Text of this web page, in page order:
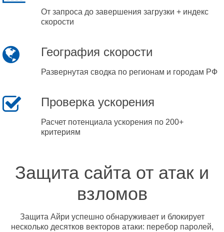
От запроса до завершения загрузки + индекс
скорости
География скорости
Развернутая сводка по регионам и городам РФ
Проверка ускорения
Расчет потенциала ускорения по 200+
критериям
Защита сайта от атак и
взломов
Защита Айри успешно обнаруживает и блокирует
несколько десятков векторов атаки: перебор паролей,